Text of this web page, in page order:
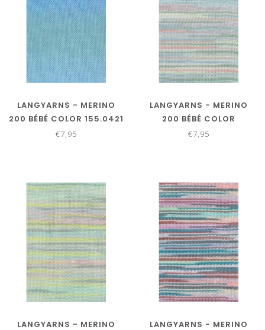
LANGYARNS - MERINO
200 BÉBÉ COLOR 155.0421
€7,95
LANGYARNS - MERINO
200 BÉBÉ COLOR
155.0451
€7,95
LANGYARNS - MERINO LANGYARNS - MERINO